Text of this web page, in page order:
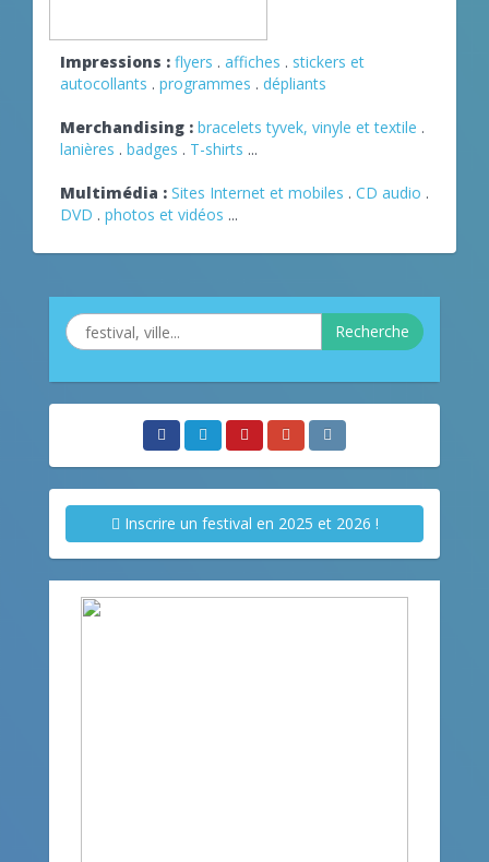
Impressions : flyers . affiches . stickers et
autocollants . programmes . dépliants
Merchandising : bracelets tyvek, vinyle et textile .
lanières . badges . T-shirts ...
Multimédia : Sites Internet et mobiles . CD audio .
DVD . photos et vidéos ...
Recherche
Inscrire un festival en 2025 et 2026 !